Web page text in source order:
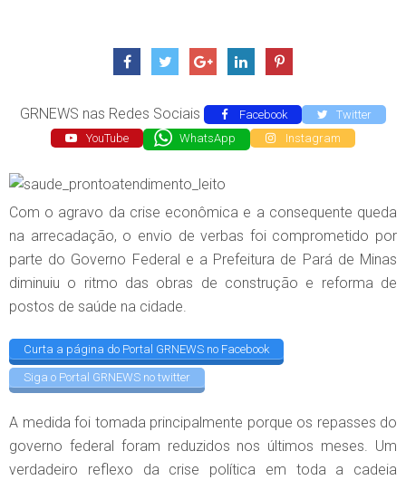
GRNEWS nas Redes Sociais Facebook
Twitter
YouTube
WhatsApp Instagram
Com o agravo da crise econômica e a consequente queda
na arrecadação, o envio de verbas foi comprometido por
parte do Governo Federal e a Prefeitura de Pará de Minas
diminuiu o ritmo das obras de construção e reforma de
postos de saúde na cidade.
Curta a página do Portal GRNEWS no Facebook
Siga o Portal GRNEWS no twitter
A medida foi tomada principalmente porque os repasses do
governo federal foram reduzidos nos últimos meses. Um
verdadeiro reflexo da crise política em toda a cadeia